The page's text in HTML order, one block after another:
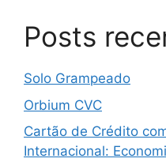
Posts
Solo Grampeado
Orbium CVC
Cartão de Crédito
Internacional: